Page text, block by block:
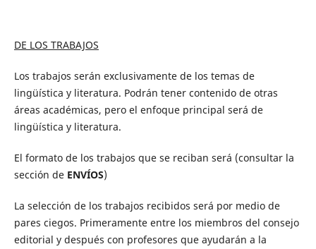
DE LOS TRABAJOS
Los trabajos serán exclusivamente de los temas de
lingüística y literatura. Podrán tener contenido de otras
áreas académicas, pero el enfoque principal será de
lingüística y literatura.
El formato de los trabajos que se reciban será (consultar la
sección de ENVÍOS)
La selección de los trabajos recibidos será por medio de
pares ciegos. Primeramente entre los miembros del consejo
editorial y después con profesores que ayudarán a la